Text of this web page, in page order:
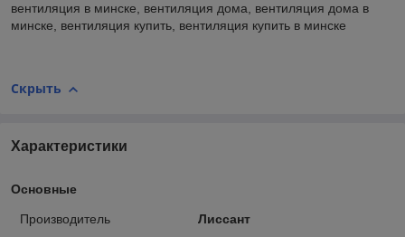
вентиляция в минске, вентиляция дома, вентиляция дома в
минске, вентиляция купить, вентиляция купить в минске
Скрыть
Характеристики
Основные
Производитель
Лиссант